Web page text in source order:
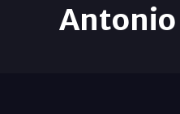
Antonio